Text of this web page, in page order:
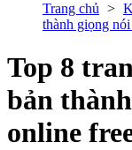
Trang chủ
thành giọng
Top 8
bản
online